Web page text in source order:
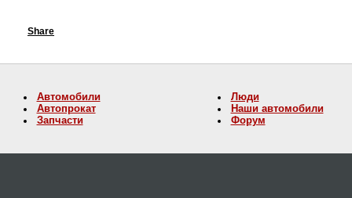
Share
Автомобили
Автопрокат
Запчасти
Люди
Наши автомобили
Форум